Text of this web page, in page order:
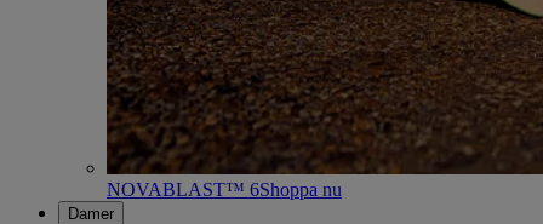
NOVABLAST™ 6Shoppa nu
Damer